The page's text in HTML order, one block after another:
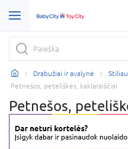
Drabužiai ir avalynė
Petnešos, peteliškės, kaklaraiščiai
Petnešos,